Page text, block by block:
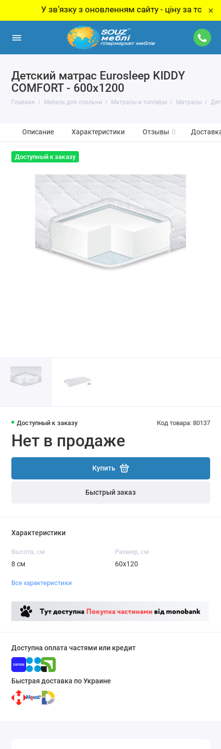
У звʼязку з оновленням сайту - ціну за товар ×
Детский матрас Eurosleep KIDDY
COMFORT - 600х1200
Главная Мебель для спальни Матрасы и топперы Матрасы
Описание Характеристики Отзывы 0
Доступный к заказу
Доступный к заказу Код товара: 80137
Нет в продаже
Купить
Быстрый заказ
Характеристики
Высота, см
8 см
Размер, см
60х120
Все характеристики
Доступна оплата частями или кредит
Быстрая доставка по Украине